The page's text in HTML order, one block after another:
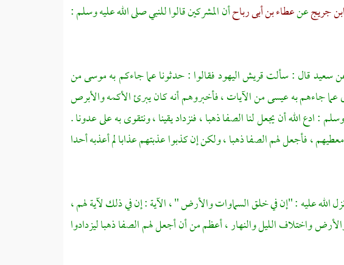
ابن جريجعنعطاء بن أبى رباحأن المشركين قالوا للنبي صلى الله عليه وسلم :
سعيدقال : سألتقريشاليهودفقالوا : حدثونا عما جاءكم بهموسىمن
عما جاءهم بهعيسىمن الآيات ، فأخبروهم أنه كان يبرئ الأكمه والأبرص
: ادع الله أن يجعل لناالصفاذهبا ، فنزداد يقينا ، ونتقوى به على عدونا .
، فأجعل لهمالصفاذهبا ، ولكن إن كذبوا عذبتهم عذابا لم أعذبه أحدا
الله عليه : "إن في خلق السماوات والأرض " ، الآية : إن في ذلك لآية لهم ،
واختلاف الليل والنهار ، أعظم من أن أجعل لهم الصفا ذهبا ليزدادوا